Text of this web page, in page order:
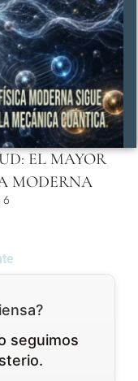
EL MAYOR
MODERNA
seguimos